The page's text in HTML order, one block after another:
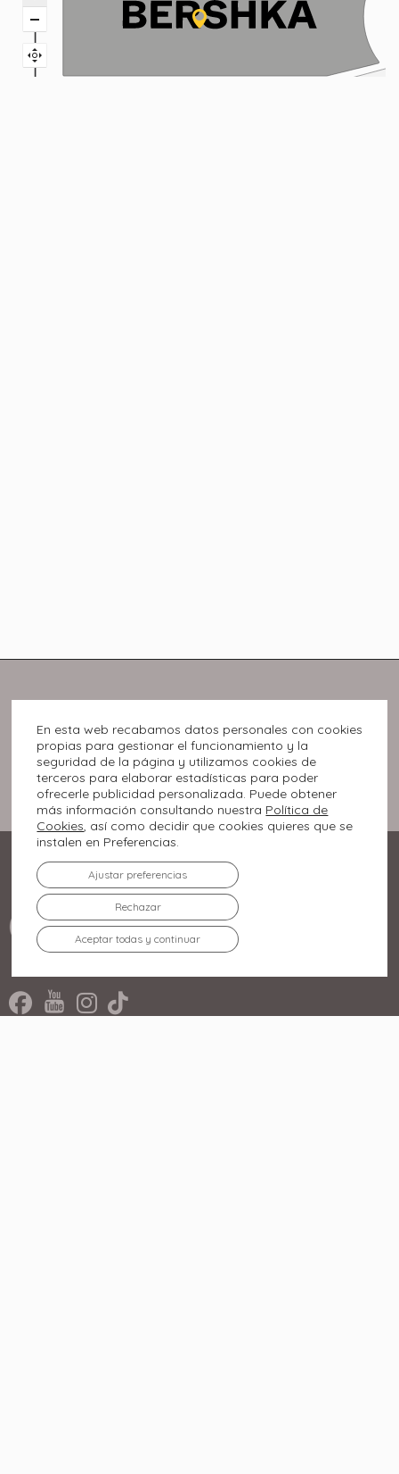
En esta web recabamos datos personales con cookies
propias para gestionar el funcionamiento y la
seguridad de la página y utilizamos cookies de
terceros para elaborar estadísticas para poder
ofrecerle publicidad personalizada. Puede obtener
más información consultando nuestra Política de
Cookies, así como decidir que cookies quieres que se
instalen en Preferencias.
Aceptar todas y continuar
Rechazar
Ajustar preferencias